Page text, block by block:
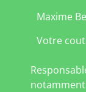
Maxime
Votre